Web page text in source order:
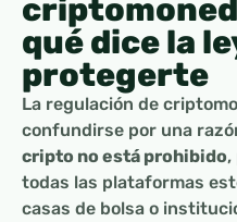
qué dice la
protegerte
La regulación de
confundirse por una
cripto no está prohibido,
todas las plataformas
casas de bolsa o